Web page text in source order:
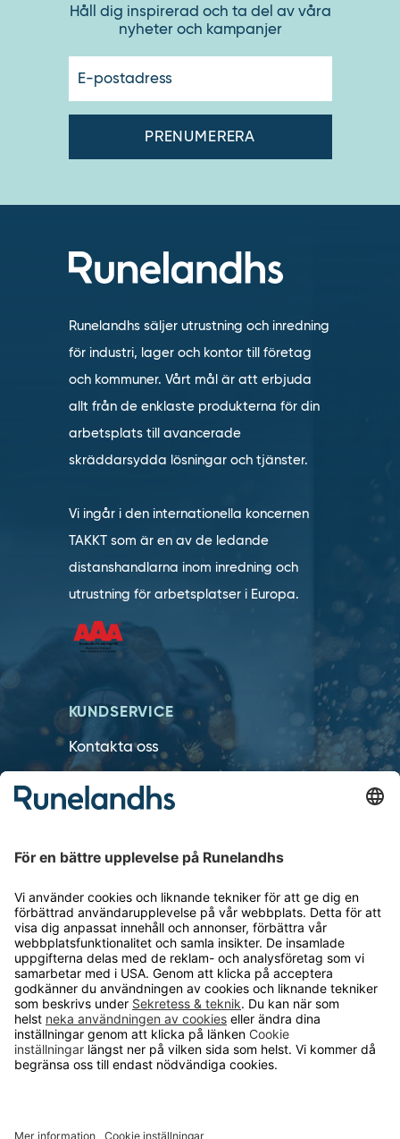
Håll dig inspirerad och ta del av våra
nyheter och kampanjer
Runelandhs säljer utrustning och inredning
för industri, lager och kontor till företag
och kommuner. Vårt mål är att erbjuda
allt från de enklaste produkterna för din
arbetsplats till avancerade
skräddarsydda lösningar och tjänster.
Vi ingår i den internationella koncernen
TAKKT som är en av de ledande
distanshandlarna inom inredning och
utrustning för arbetsplatser i Europa.
KUNDSERVICE
Kontakta oss
Så funkar det
Om cookies
Personuppgiftshantering
Cookie inställningar
OM RUNELANDHS
Om Runelandhs
Köpvillkor
Lediga jobb